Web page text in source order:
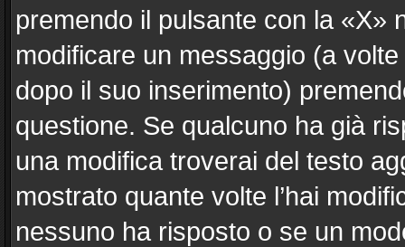
premendo il pulsante con la «X»
modificare un messaggio (a
dopo il suo inserimento)
questione. Se qualcuno ha già
una modifica troverai del testo
mostrato quante volte l’hai
nessuno ha risposto o se un